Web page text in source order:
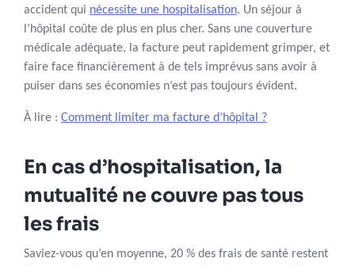
accident qui nécessite une hospitalisation. Un séjour à
l’hôpital coûte de plus en plus cher. Sans une couverture
médicale adéquate, la facture peut rapidement grimper, et
faire face financièrement à de tels imprévus sans avoir à
puiser dans ses économies n’est pas toujours évident.
À lire : Comment limiter ma facture d’hôpital ?
En cas d’hospitalisation, la
mutualité ne couvre pas tous
les frais
Saviez-vous qu’en moyenne, 20 % des frais de santé restent